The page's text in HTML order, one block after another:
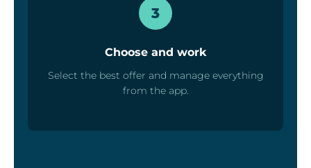
3
Choose and work
Select the best offer and manage everything
from the app.